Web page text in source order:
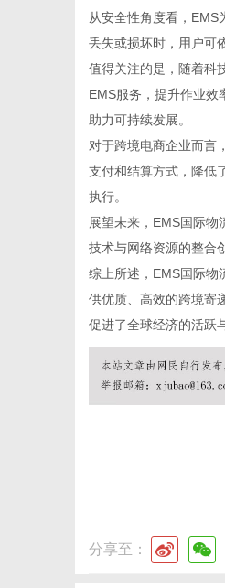
从安全性角度看，
丢失或损坏时，用户可
值得关注的是，随着科
EMS服务，提升作业效
助力可持续发展。
对于跨境电商企业而言
支付和结算方式，降低
执行。
展望未来，EMS国际
技术与网络资源的整合
综上所述，EMS国际物
供优质、高效的跨境寄
促进了全球经济的活跃
分享至：